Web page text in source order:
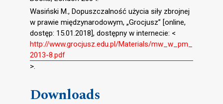
Wasiński M., Dopuszczalność użycia siły zbrojnej
w prawie międzynarodowym, „Grocjusz” [online,
dostęp: 15.01.2018], dostępny w internecie: <
http://www.grocjusz.edu.pl/Materials/mw_w_pm_
2013-8.pdf
>.
Downloads